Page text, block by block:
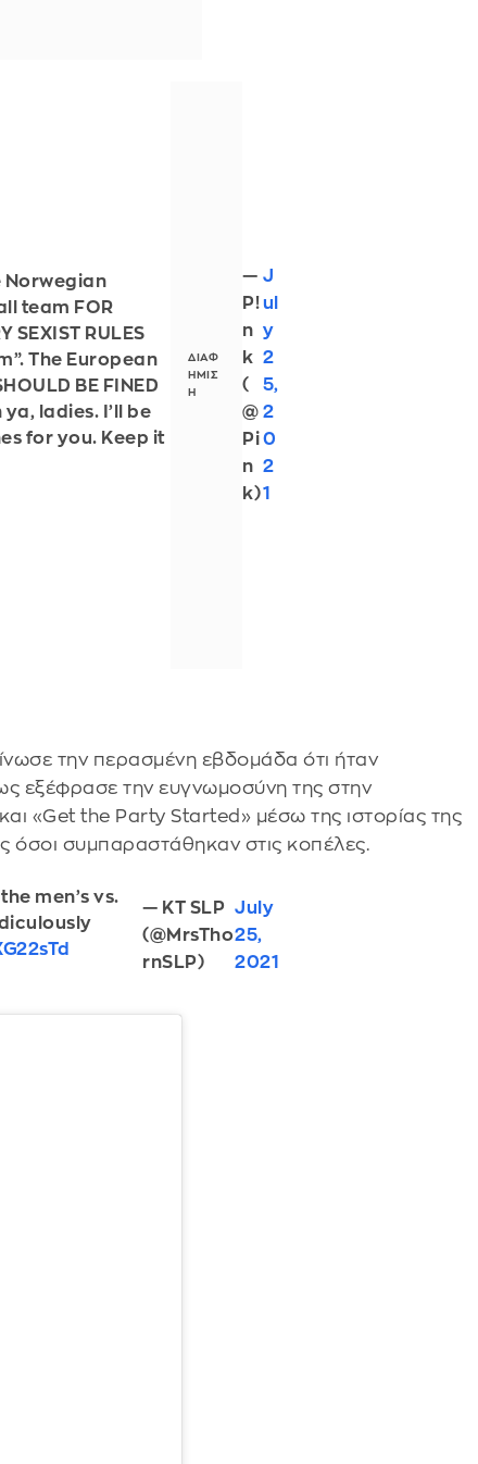
Norwegian
team FOR
SEXIST RULES
The European
BE FINED
ya, ladies. I’ll be
for you. Keep it
—
P!
n
k
(
@
Pi
n
k)
J
ul
y
2
5,
2
0
2
1
την περασμένη εβδομάδα ότι ήταν
εξέφρασε την ευγνωμοσύνη της στην
«Get the Party Started» μέσω της ιστορίας της
όσοι συμπαραστάθηκαν στις κοπέλες.
men’s vs.
— KT SLP
(@MrsTho
rnSLP)
July
25,
2021